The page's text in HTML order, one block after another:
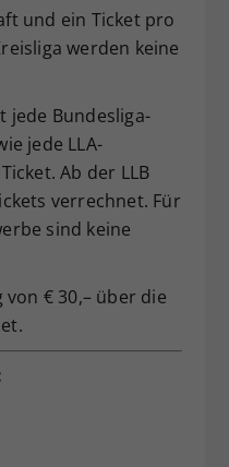
und ein Ticket pro
werden keine
jede Bundesliga-
jede LLA-
Ab der LLB
verrechnet. Für
sind keine
€ 30,– über die